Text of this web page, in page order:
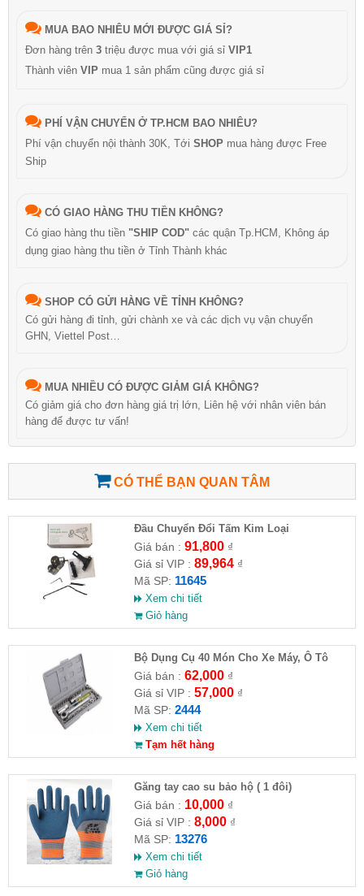
MUA BAO NHIÊU MỚI ĐƯỢC GIÁ SỈ?
Đơn hàng trên 3 triệu được mua với giá sỉ VIP1
Thành viên VIP mua 1 sản phẩm cũng được giá sỉ
PHÍ VẬN CHUYỂN Ở TP.HCM BAO NHIÊU?
Phí vận chuyển nội thành 30K, Tới SHOP mua hàng được Free
Ship
CÓ GIAO HÀNG THU TIỀN KHÔNG?
Có giao hàng thu tiền "SHIP COD" các quận Tp.HCM, Không áp
dụng giao hàng thu tiền ở Tỉnh Thành khác
SHOP CÓ GỬI HÀNG VỀ TỈNH KHÔNG?
Có gửi hàng đi tỉnh, gửi chành xe và các dịch vụ vận chuyển
GHN, Viettel Post…
MUA NHIỀU CÓ ĐƯỢC GIẢM GIÁ KHÔNG?
Có giảm giá cho đơn hàng giá trị lớn, Liên hệ với nhân viên bán
hàng để được tư vấn!
CÓ THỂ BẠN QUAN TÂM
Đầu Chuyển Đổi Tấm Kim Loại
Giá bán : 91,800₫
Giá sỉ VIP : 89,964₫
Mã SP: 11645
Xem chi tiết
Giỏ hàng
Bộ Dụng Cụ 40 Món Cho Xe Máy, Ô Tô
Giá bán : 62,000₫
Giá sỉ VIP : 57,000₫
Mã SP: 2444
Xem chi tiết
Tạm hết hàng
Găng tay cao su bảo hộ ( 1 đôi)
Giá bán : 10,000₫
Giá sỉ VIP : 8,000₫
Mã SP: 13276
Xem chi tiết
Giỏ hàng